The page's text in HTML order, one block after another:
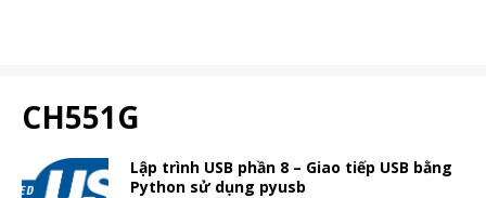
CH551G
Lập trình USB phần 8 – Giao tiếp USB bằng
Python sử dụng pyusb